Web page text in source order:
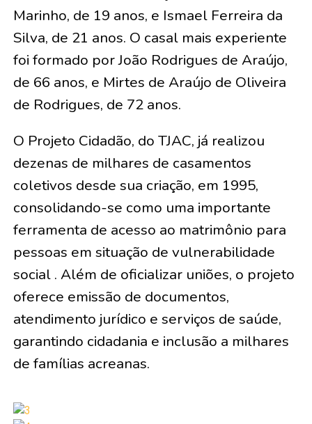
Marinho, de 19 anos, e Ismael Ferreira da
Silva, de 21 anos. O casal mais experiente
foi formado porJoão Rodrigues de Araújo,
de 66 anos, e Mirtes de Araújo de Oliveira
de Rodrigues, de 72 anos.
O Projeto Cidadão, do TJAC, já realizou
dezenas de milhares de casamentos
coletivos desde sua criação, em 1995,
consolidando-se como uma importante
ferramenta de acesso ao matrimônio para
pessoas em situação de vulnerabilidade
social . Além de oficializar uniões, o projeto
oferece emissão de documentos,
atendimento jurídico e serviços de saúde,
garantindo cidadania e inclusão a milhares
de famílias acreanas.